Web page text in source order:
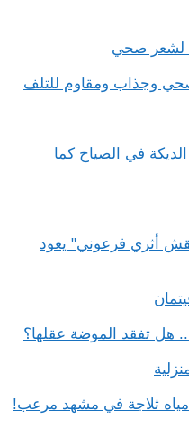
وجذاب ومقاوم للتلف
في الصياح كما
أثري فرعوني" يعود
ثلاجة في مشهد مرعب!